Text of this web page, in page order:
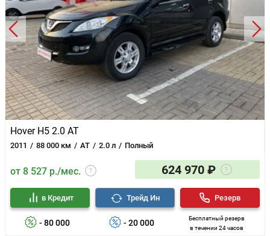
Hover H5 2.0 AT
2011 88 000 км AT 2.0 л Полный
от 8 527 р./мес. 624 970 ₽
- 80 000
в Кредит
- 20 000
Трейд Ин
Бесплатный резерв
в течении 24 часов
Резерв